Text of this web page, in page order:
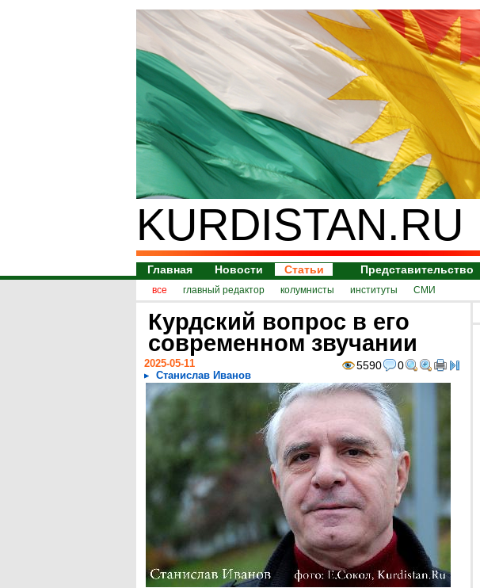
KURDISTAN.RU
Главная Новости Статьи Представительство
все главный редактор колумнисты институты СМИ
Курдский вопрос в его
современном звучании
5590 0
2025-05-11
Станислав Иванов